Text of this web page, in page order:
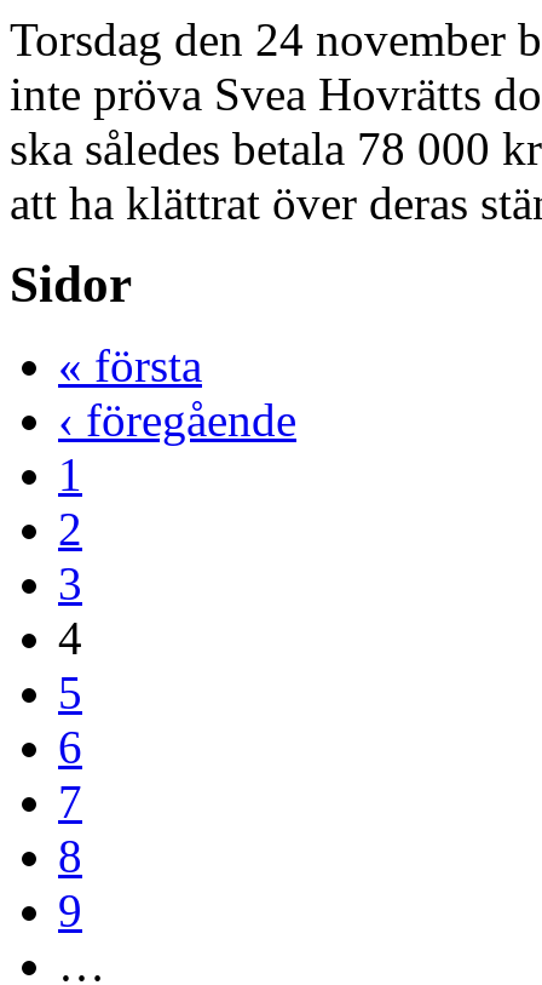
Torsdag den 24 november
inte pröva Svea Hovrätts
ska således betala 78 000
att ha klättrat över deras
Sidor
« första
‹ föregående
1
2
3
4
5
6
7
8
9
…